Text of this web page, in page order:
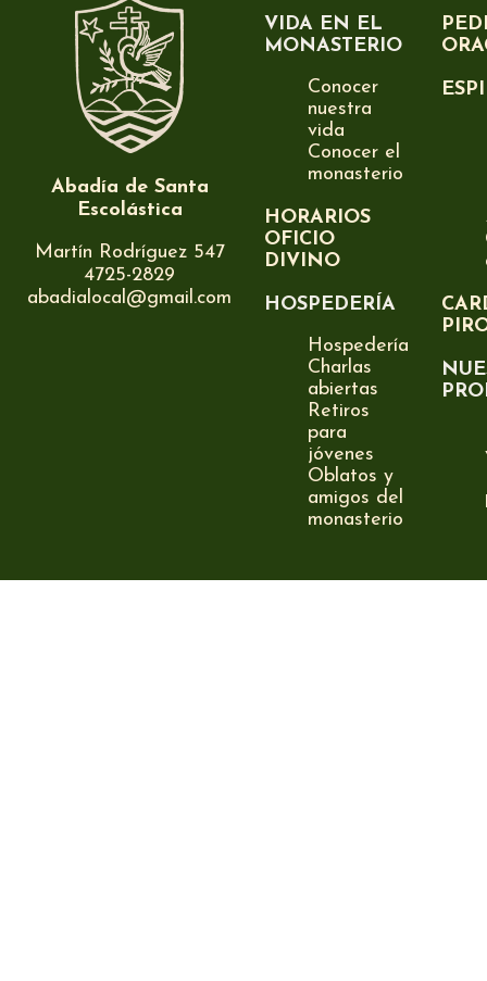
Abadía de Santa
Escolástica
Martín Rodríguez 547
4725-2829
abadialocal@gmail.com
VIDA EN EL
MONASTERIO
Conocer
nuestra
vida
Conocer el
monasterio
HORARIOS
OFICIO
DIVINO
HOSPEDERÍA
Hospedería
Charlas
abiertas
Retiros
para
jóvenes
Oblatos y
amigos del
monasterio